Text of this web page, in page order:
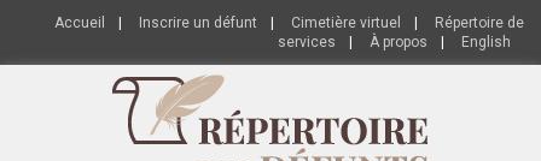
Accueil Inscrire un défunt Cimetière virtuel
Répertoire de
services
À propos English